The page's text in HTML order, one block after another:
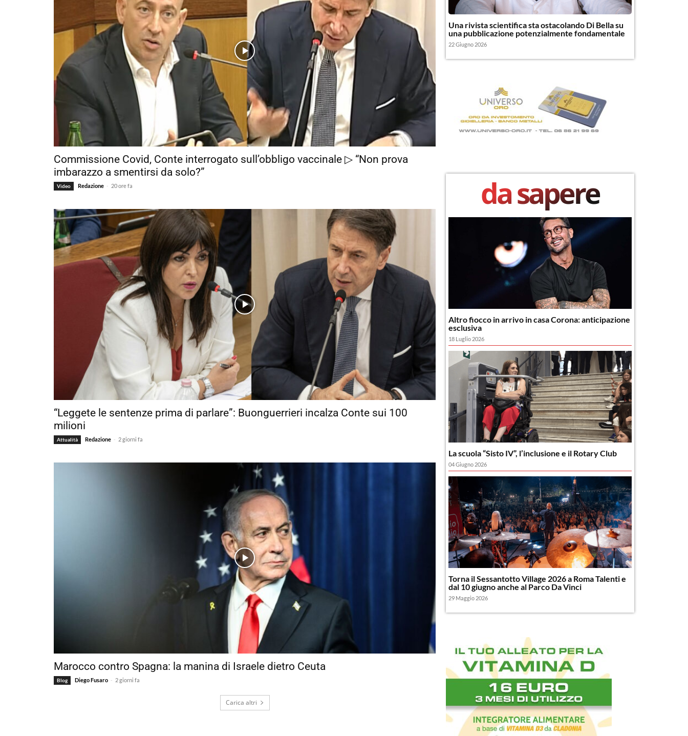
Commissione Covid, Conte interrogato sull’obbligo vaccinale ▷ “Non prova
imbarazzo a smentirsi da solo?”
Video Redazione - 20 ore fa
“Leggete le sentenze prima di parlare”: Buonguerrieri incalza Conte sui 100
milioni
Attualità Redazione - 2 giorni fa
Marocco contro Spagna: la manina di Israele dietro Ceuta
Blog Diego Fusaro - 2 giorni fa
Carica altri
Una rivista scientifica sta ostacolando Di Bella su
una pubblicazione potenzialmente fondamentale
22 Giugno 2026
da sapere
Altro fiocco in arrivo in casa Corona: anticipazione
esclusiva
18 Luglio 2026
La scuola “Sisto IV”, l’inclusione e il Rotary Club
04 Giugno 2026
Torna il Sessantotto Village 2026 a Roma Talenti e
dal 10 giugno anche al Parco Da Vinci
29 Maggio 2026